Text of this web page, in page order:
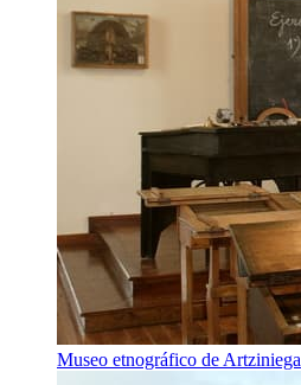
Museo etnográfico de Artziniega